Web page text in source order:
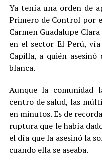
Ya tenía una orden de
Primero de Control por
Carmen Guadalupe
en el sector El Perú,
Capilla, a quién
blanca.
Aunque la
centro de salud, las
en minutos. Es de
ruptura que le había
el día que la asesinó la
cuando ella se aseaba.